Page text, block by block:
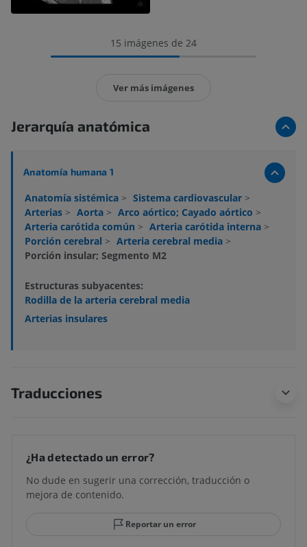
15 imágenes de 24
Ver más imágenes
Jerarquía anatómica
Anatomía humana 1
Anatomía sistémica > Sistema cardiovascular >
Arterias > Aorta > Arco aórtico; Cayado aórtico >
Arteria carótida común > Arteria carótida interna >
Porción cerebral > Arteria cerebral media >
Porción insular; Segmento M2
Estructuras subyacentes:
Rodilla de la arteria cerebral media
Arterias insulares
Traducciones
¿Ha detectado un error?
No dude en sugerir una corrección, traducción o
mejora de contenido.
Reportar un error